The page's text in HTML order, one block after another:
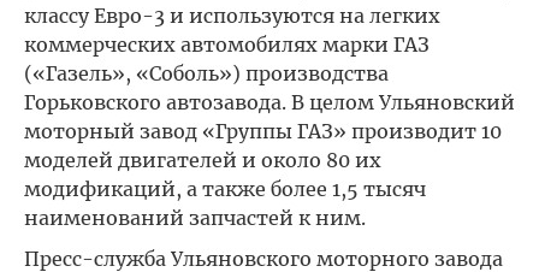
классу Евро-3 и используются на легких
коммерческих автомобилях марки ГАЗ
(«Газель», «Соболь») производства
Горьковского автозавода. В целом Ульяновский
моторный завод «Группы ГАЗ» производит 10
моделей двигателей и около 80 их
модификаций, а также более 1,5 тысяч
наименований запчастей к ним.
Пресс-служба Ульяновского моторного завода